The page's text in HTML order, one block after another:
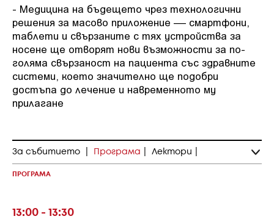
- Медицина на бъдещето чрез технологични
решения за масово приложение –– смартфони,
таблети и свързаните с тях устройства за
носене ще отворят нови възможности за по-
голяма свързаност на пациента със здравните
системи, което значително ще подобри
достъпа до лечение и навременното му
прилагане
За събитието Програма Лектори
ПРОГРАМА
13:00 - 13:30